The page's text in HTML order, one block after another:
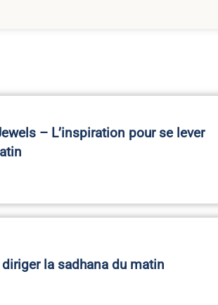
– L’inspiration pour se lever
la sadhana du matin